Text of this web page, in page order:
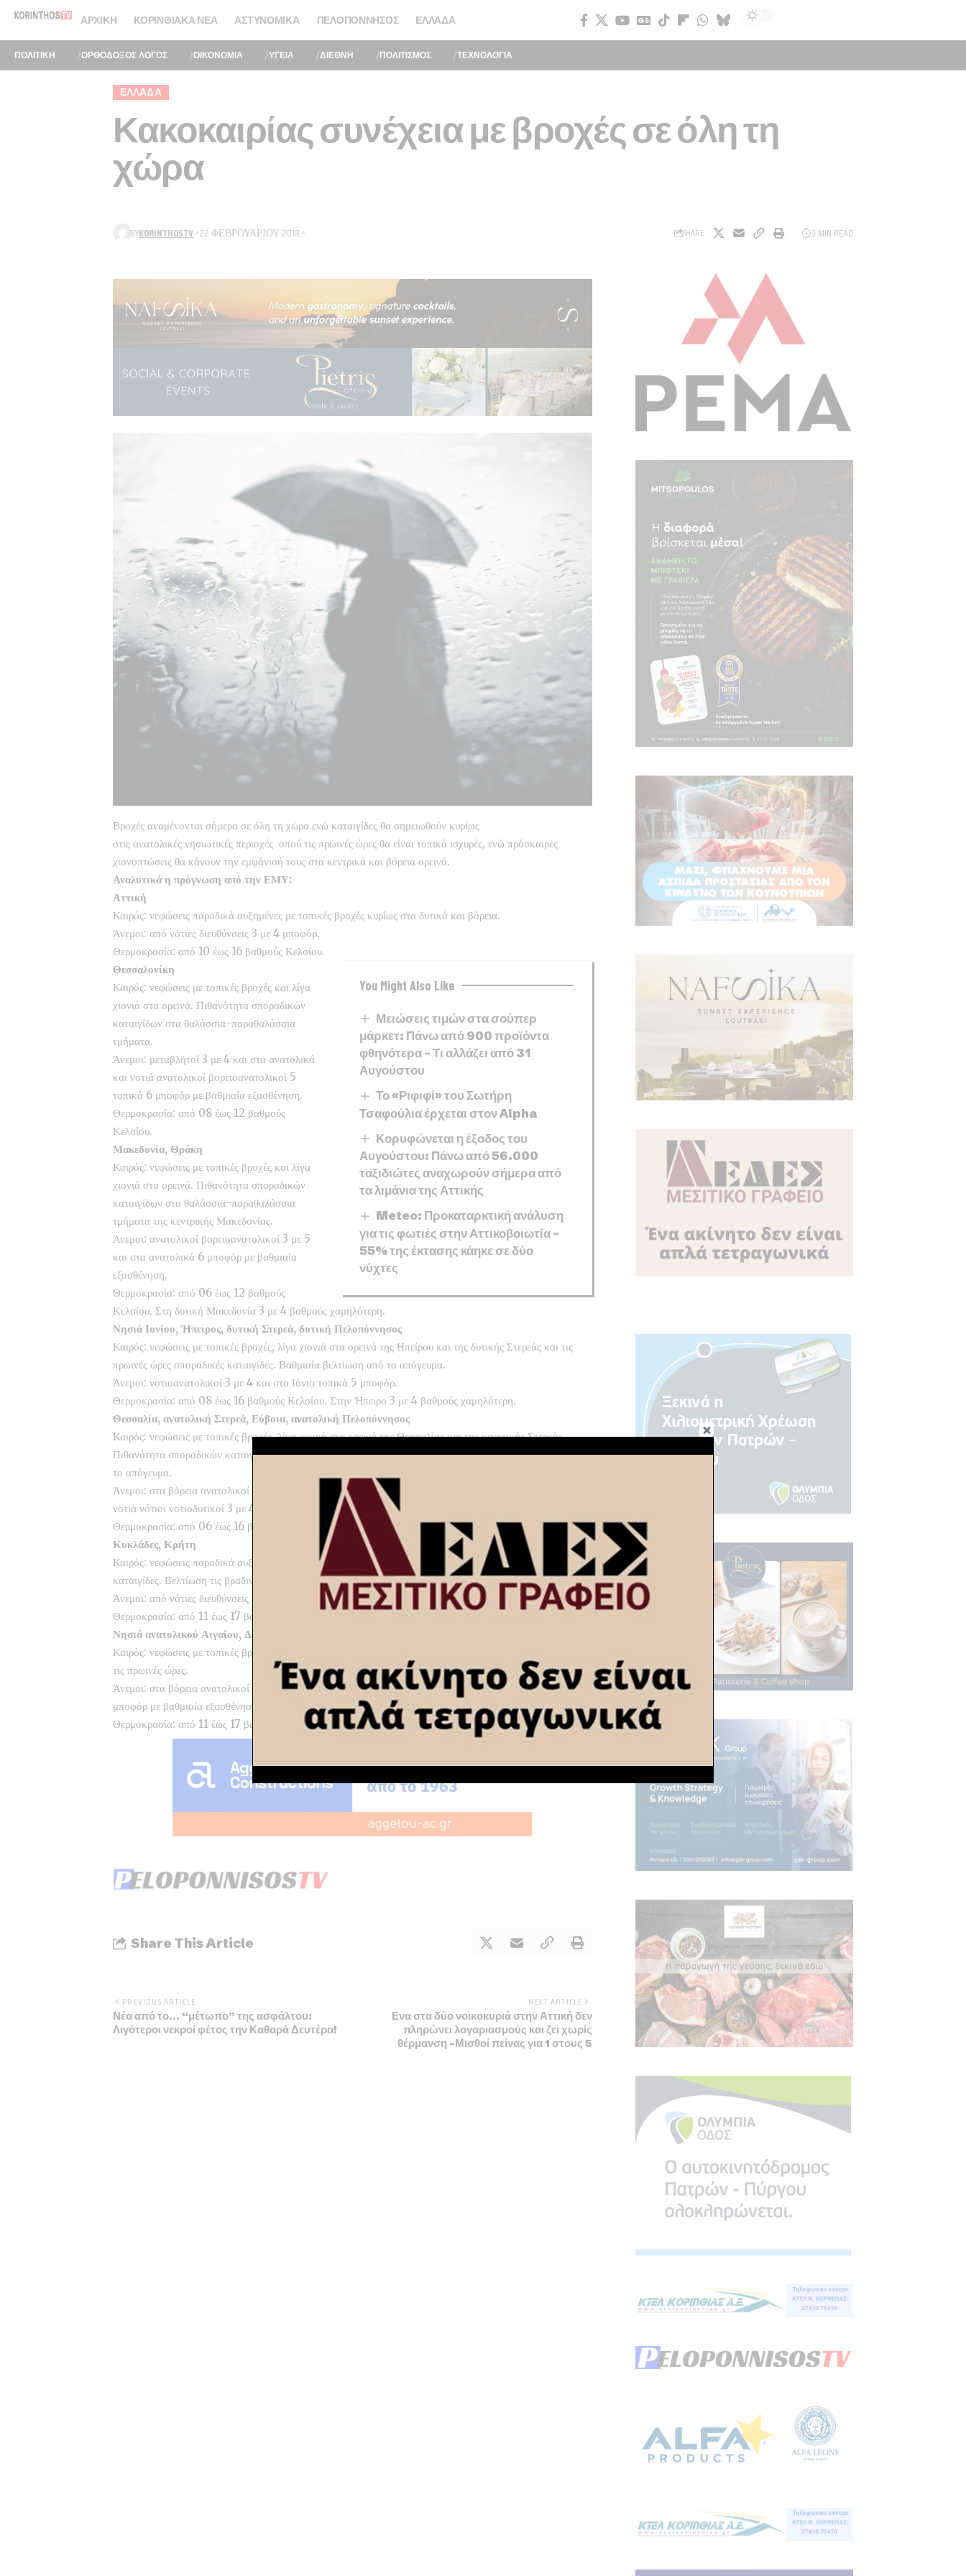
ΑΡΧΙΚΉ ΚΟΡΙΝΘΙΑΚΆ ΝΈΑ ΑΣΤΥΝΟΜΙΚΆ ΠΕΛΟΠΌΝΝΗΣΟΣ ΕΛΛΆΔΑ
ΠΟΛΙΤΙΚΗ ΟΡΘΟΔΟΞΟΣ ΛΟΓΟΣ ΟΙΚΟΝΟΜΙΑ ΥΓΕΙΑ ΔΙΕΘΝΗ ΠΟΛΙΤΙΣΜΟΣ ΤΕΧΝΟΛΟΓΙΑ
ΕΛΛΆΔΑ
Κακοκαιρίας συνέχεια με βροχές σε όλη τη
χώρα
BYKORINTHOSTV 22 ΦΕΒΡΟΥΑΡΊΟΥ 2018 SHARE 3 MIN READ
Βροχές αναμένονται σήμερα σε όλη τη χώρα ενώ καταιγίδες θα σημειωθούν κυρίως
στις ανατολικές νησιωτικές περιοχές οπού τις πρωινές ώρες θα είναι τοπικά ισχυρές, ενώ πρόσκαιρες
χιονοπτώσεις θα κάνουν την εμφάνισή τους στα κεντρικά και βόρεια ορεινά.
Αναλυτικά η πρόγνωση από την ΕΜΥ:
Αττική
Καιρός: νεφώσεις παροδικά αυξημένες με τοπικές βροχές κυρίως στα δυτικά και βόρεια.
Άνεμοι: από νότιες διευθύνσεις 3 με 4 μποφόρ.
Θερμοκρασία: από 10 έως 16 βαθμούς Κελσίου.
You Might Also Like
Μειώσεις τιμών στα σούπερ
μάρκετ: Πάνω από 900 προϊόντα
φθηνότερα – Τι αλλάζει από 31
Αυγούστου
Το «Ριφιφί» του Σωτήρη
Τσαφούλια έρχεται στον Alpha
Κορυφώνεται η έξοδος του
Αυγούστου: Πάνω από 56.000
ταξιδιώτες αναχωρούν σήμερα από
τα λιμάνια της Αττικής
Meteo: Προκαταρκτική ανάλυση
για τις φωτιές στην Αττικοβοιωτία –
55% της έκτασης κάηκε σε δύο
νύχτες
Θεσσαλονίκη
Καιρός: νεφώσεις με τοπικές βροχές και λίγα
χιονιά στα ορεινά. Πιθανότητα σποραδικών
καταιγίδων στα θαλάσσια-παραθαλάσσια
τμήματα.
Άνεμοι: μεταβλητοί 3 με 4 και στα ανατολικά
και νοτιά ανατολικοί βορειοανατολικοί 5
τοπικά 6 μποφόρ με βαθμιαία εξασθένηση.
Θερμοκρασία: από 08 έως 12 βαθμούς
Κελσίου.
Μακεδονία, Θράκη
Καιρός: νεφώσεις με τοπικές βροχές και λίγα
χιονιά στα ορεινά. Πιθανότητα σποραδικών
καταιγίδων στα θαλάσσια-παραθαλάσσια
τμήματα της κεντρικής Μακεδονίας.
Άνεμοι: ανατολικοί βορειοανατολικοί 3 με 5
και στα ανατολικά 6 μποφόρ με βαθμιαία
εξασθένηση.
Θερμοκρασία: από 06 έως 12 βαθμούς
Κελσίου. Στη δυτική Μακεδονία 3 με 4 βαθμούς χαμηλότερη.
Νησιά Ιονίου, Ήπειρος, δυτική Στερεά, δυτική Πελοπόννησος
Καιρός: νεφώσεις με τοπικές βροχές, λίγα χιονιά στα ορεινά της Ηπείρου και της δυτικής Στερεάς και τις
πρωινές ώρες σποραδικές καταιγίδες. Βαθμιαία βελτίωση από το απόγευμα.
Άνεμοι: νοτιοανατολικοί 3 με 4 και στο Ιόνιο τοπικά 5 μποφόρ.
Θερμοκρασία: από 08 έως 16 βαθμούς Κελσίου. Στην Ήπειρο 3 με 4 βαθμούς χαμηλότερη.
Θεσσαλία, ανατολική Στερεά, Εύβοια, ανατολική Πελοπόννησος
Καιρός: νεφώσεις με τοπικές βροχές, λίγα χιονιά στα ορεινά της Θεσσαλίας και της κεντρικής Στερεάς.
Πιθανότητα σποραδικών καταιγίδων στην ανατολική Θεσσαλία και τις Σποράδες. Βαθμιαία εξασθένηση από
το απόγευμα.
Άνεμοι: στα βόρεια ανατολικοί βορειοανατολικοί 4 με 5 και τοπικά 6 μποφόρ με βαθμιαία εξασθένηση. Στα
νοτιά νότιοι νοτιοδυτικοί 3 με 4 μποφόρ.
Θερμοκρασία: από 06 έως 16 βαθμούς Κελσίου. Στα βόρεια η μέγιστη 2 με 3 βαθμούς χαμηλότερη.
Κυκλάδες, Κρήτη
Καιρός: νεφώσεις παροδικά αυξημένες με τοπικές βροχές και τις πρωινές ώρες στα ανατολικά σποραδικές
καταιγίδες. Βελτίωση τις βραδινές ώρες.
Άνεμοι: από νότιες διευθύνσεις 3 με 5 μποφόρ.
Θερμοκρασία: από 11 έως 17 βαθμούς Κελσίου.
Νησιά ανατολικού Αιγαίου, Δωδεκάνησα
Καιρός: νεφώσεις με τοπικές βροχές και σποραδικές καταιγίδες. Τα φαινόμενα θα είναι κατά τόπους έντονα
τις πρωινές ώρες.
Άνεμοι: στα βόρεια ανατολικοί βορειοανατολικοί 4 με 6 και στα νοτιά νότιοι νοτιοανατολικοί 4 με 5
μποφόρ με βαθμιαία εξασθένηση.
Θερμοκρασία: από 11 έως 17 βαθμούς Κελσίου. Στα βόρεια 3 με 4 βαθμούς χαμηλότερη.
Share This Article
PREVIOUS ARTICLE
Νέα από το… “μέτωπο” της ασφάλτου:
Λιγότεροι νεκροί φέτος την Καθαρά Δευτέρα!
NEXT ARTICLE
Ενα στα δύο νοικοκυριά στην Αττική δεν
πληρώνει λογαριασμούς και ζει χωρίς
θέρμανση -Μισθοί πείνας για 1 στους 5